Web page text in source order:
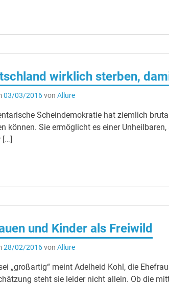
wirklich sterben,
03/03/2016von Allure
Scheindemokratie hat ziemlich
können. Sie ermöglicht es einer
[…]
und Kinder als Freiwild
28/02/2016von Allure
„großartig“ meint Adelheid Kohl, die
steht sie leider nicht allein. Ob die